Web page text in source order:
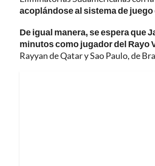
acoplándose al sistema de
De igual manera, se espera que
minutos como jugador del Rayo
Rayyan de Qatar y Sao Paulo, de